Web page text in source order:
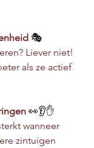
🎭
Liever niet!
als ze actief
👀👂✋
wanneer
zintuigen